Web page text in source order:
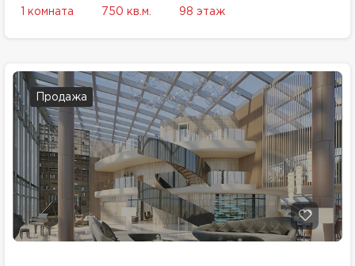
1 комната 750 кв.м. 98 этаж
Продажа